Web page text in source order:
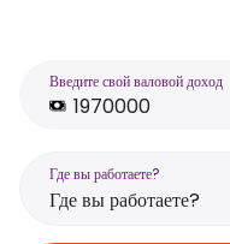
Введите свой валовой доход
Где вы работаете?
Где вы работаете?